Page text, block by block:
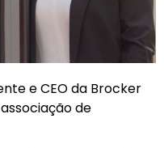
e CEO da Brocker
de